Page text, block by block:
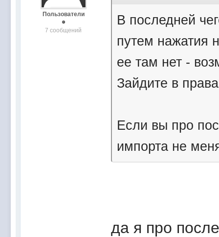
Пользователи
7 сообщений
В последней
путем нажатия
ее там нет -
Зайдите в
Если вы про
импорта не
да я про